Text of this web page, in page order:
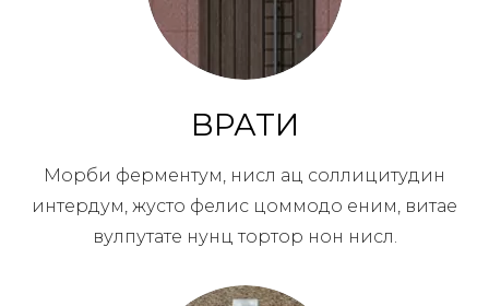
ВРАТИ
Морби ферментум, нисл ац соллицитудин
интердум, жусто фелис цоммодо еним, витае
вулпутате нунц тортор нон нисл.